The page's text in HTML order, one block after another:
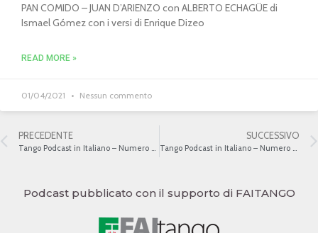
PAN COMIDO – JUAN D’ARIENZO con ALBERTO ECHAGÜE di
Ismael Gómez con i versi di Enrique Dizeo
READ MORE »
01/04/2021 Nessun commento
PRECEDENTE SUCCESSIVO
Podcast pubblicato con il supporto di FAITANGO